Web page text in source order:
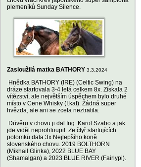
plemeníků Sunday Silence.
Zasloužilá matka BATHORY 3.3.2024
Hnědka BATHORY (IRE) (Celtic Swing) na
dráze startovala 3-4 letá celkem 8x. Získala 2
vítězství, ale největším úspěchem bylo druhé
místo v Cene Whisky (I.kat). Žádná super
hvězda, ale ani se zcela neztratila.
Důvěru v chovu ji dal Ing. Karol Szabo a jak
jde vidět neprohloupil. Ze čtyř startujících
potomků dala 3x Nejlepšího koně
slovenského chovu. 2019 BOLTHORN
(Mikhail Glinka), 2022 BLUE BAY
(Shamalgan) a 2023 BLUE RIVER (Fairlypi).